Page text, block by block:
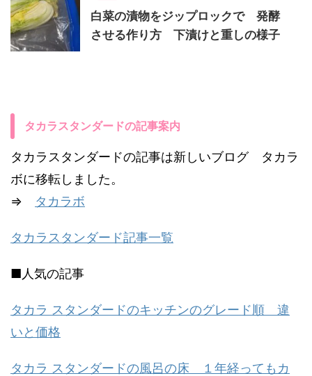
白菜の漬物をジップロックで 発酵
させる作り方 下漬けと重しの様子
タカラスタンダードの記事案内
タカラスタンダードの記事は新しいブログ タカラ
ボに移転しました。
⇒ タカラボ
タカラスタンダード記事一覧
■人気の記事
タカラ スタンダードのキッチンのグレード順 違
いと価格
タカラ スタンダードの風呂の床 １年経ってもカ